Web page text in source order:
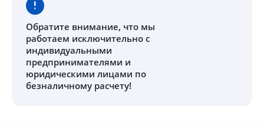
Обратите внимание, что мы
работаем исключительно с
индивидуальными
предпринимателями и
юридическими лицами по
безналичному расчету!